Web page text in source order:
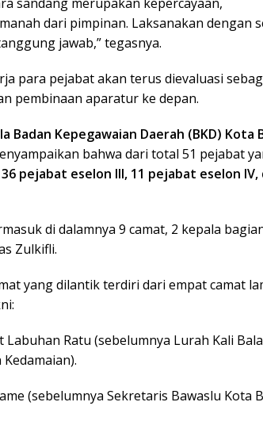
dari pimpinan. Laksanakan dengan
jawab,” tegasnya.
para pejabat akan terus dievaluasi
pembinaan aparatur ke depan.
Badan Kepegawaian Daerah (BKD) Kota
bahwa dari total 51 pejabat
pejabat eselon III, 11 pejabat eselon IV,
di dalamnya 9 camat, 2 kepala
Zulkifli.
yang dilantik terdiri dari empat camat
Labuhan Ratu (sebelumnya Lurah Kali
(sebelumnya Sekretaris Bawaslu Kota